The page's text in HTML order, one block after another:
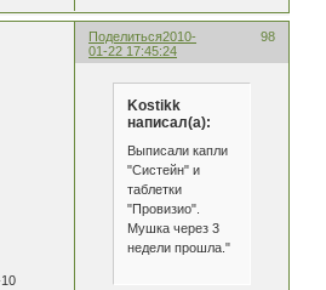
Поделиться 98
2010-
01-22 17:45:24
Kostikk
написал(а):
Выписали капли
"Систейн" и
таблетки
"Провизио".
Мушка через 3
недели прошла."